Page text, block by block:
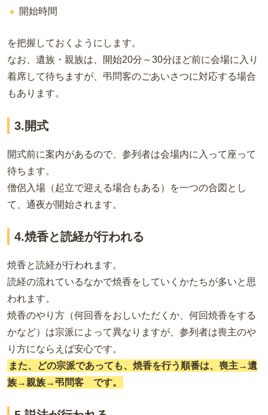
開始時間
を把握しておくようにします。
なお、遺族・親族は、開始20分～30分ほど前に会場に入り
着席して待ちますが、弔問客のごあいさつに対応する場合
もあります。
3.開式
開式前に案内があるので、参列者は会場内に入って座って
待ちます。
僧侶入場（起立で迎える場合もある）を一つの合図とし
て、通夜が開始されます。
4.焼香と読経が行われる
焼香と読経が行われます。
読経の流れているなかで焼香をしていくかたちが多いと思
われます。
焼香のやり方（何回香をおしいただくか、何回焼香をする
かなど）は宗派によって異なりますが、参列者は喪主のや
り方にならえば安心です。
また、どの宗派であっても、焼香を行う順番は、喪主→遺
族→親族→弔問客 です。